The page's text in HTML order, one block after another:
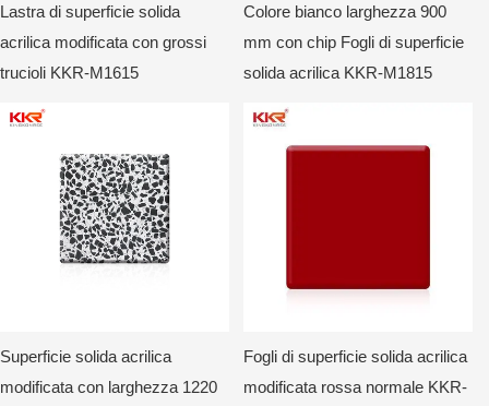
Lastra di superficie solida
acrilica modificata con grossi
trucioli KKR-M1615
Colore bianco larghezza 900
mm con chip Fogli di superficie
solida acrilica KKR-M1815
Superficie solida acrilica
modificata con larghezza 1220
Fogli di superficie solida acrilica
modificata rossa normale KKR-